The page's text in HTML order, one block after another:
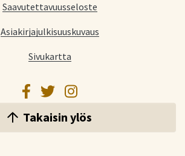
Saavutettavuusseloste
Asiakirjajulkisuuskuvaus
Sivukartta
Facebook
TwitterInstagram
Takaisin ylös